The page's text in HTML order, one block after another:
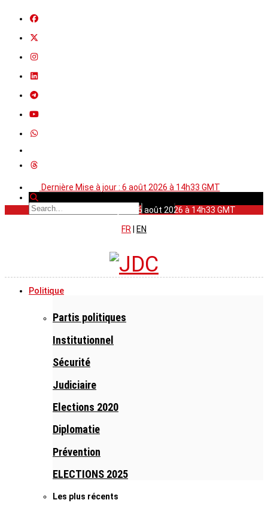
Dernière Mise à jour : 6 août 2026 à 14h33 GMT
Dernière Mise à jour : 6 août 2026 à 14h33 GMT
FR
EN
Politique
Partis politiques
Institutionnel
Sécurité
Judiciaire
Elections 2020
Diplomatie
Prévention
ELECTIONS 2025
Les plus récents